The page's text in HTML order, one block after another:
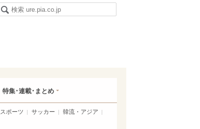
特集･連載･まとめ
スポーツ サッカー
韓流・アジア